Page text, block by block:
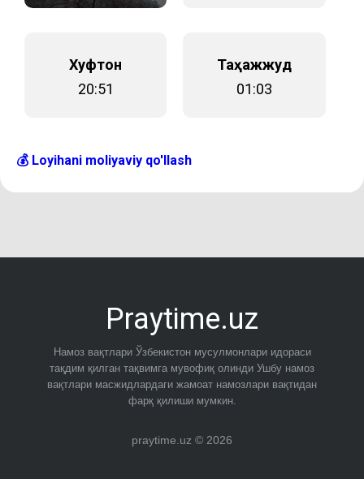
Хуфтон
20:51
Таҳажжуд
01:03
💰 Loyihani moliyaviy qo'llash
Praytime.uz
Намоз вақтлари Ўзбекистон мусулмонлари идораси
тақдим қилган тақвимга мувофиқ олинди Ушбу намоз
вақтлари масжидлардаги жамоат намозлари вақтидан
фарқ қилиши мумкин.
praytime.uz © 2026